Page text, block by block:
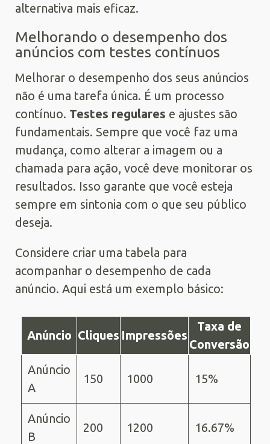
alternativa mais eficaz.
Melhorando o desempenho dos
anúncios com testes contínuos
Melhorar o desempenho dos seus anúncios
não é uma tarefa única. É um processo
contínuo. Testes regulares e ajustes são
fundamentais. Sempre que você faz uma
mudança, como alterar a imagem ou a
chamada para ação, você deve monitorar os
resultados. Isso garante que você esteja
sempre em sintonia com o que seu público
deseja.
Considere criar uma tabela para
acompanhar o desempenho de cada
anúncio. Aqui está um exemplo básico:
Anúncio Cliques Impressões
Taxa de
Conversão
Anúncio
A
150 1000 15%
Anúncio
B
200 1200 16.67%